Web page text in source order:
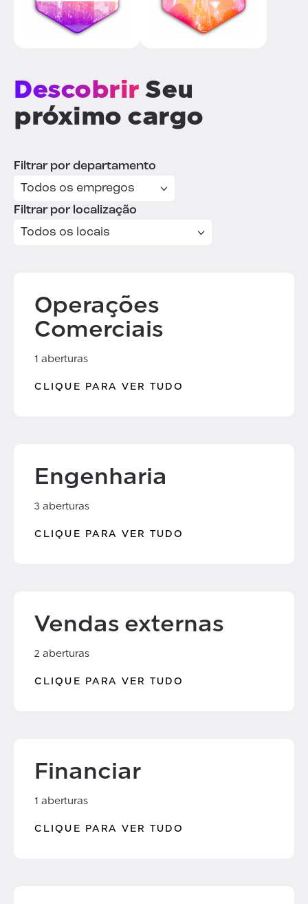
Descobrir Seu
próximo cargo
Filtrar por departamento
Filtrar por localização
Operações
Comerciais
1 aberturas
CLIQUE PARA VER TUDO
Engenharia
3 aberturas
CLIQUE PARA VER TUDO
Vendas externas
2 aberturas
CLIQUE PARA VER TUDO
Financiar
1 aberturas
CLIQUE PARA VER TUDO